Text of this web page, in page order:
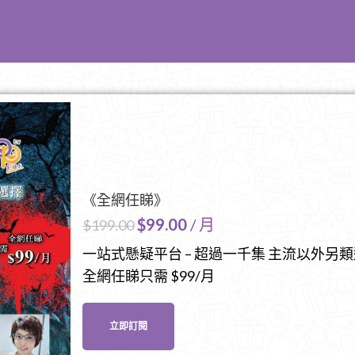
《全網任睇》
$199.00$99.00 / 月
一站式懸疑平台 – 超過一千集 主流以外另
全網任睇只需 $99/月
立即訂閱